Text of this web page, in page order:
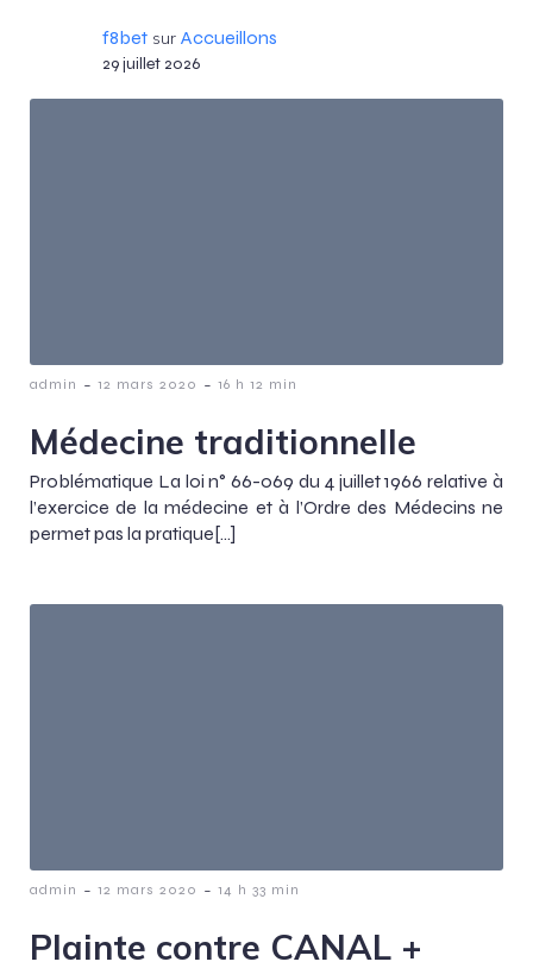
f8betsur Accueillons
29 juillet 2026
admin - 12 mars 2020 - 16 h 12 min
Médecine traditionnelle
Problématique La loi n° 66-069 du 4 juillet 1966 relative à
l’exercice de la médecine et à l’Ordre des Médecins ne
permet pas la pratique[…]
admin - 12 mars 2020 - 14 h 33 min
Plainte contre CANAL +